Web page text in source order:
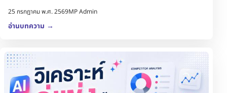
25 กรกฎาคม พ.ศ. 2569MP Admin
อ่านบทความ →